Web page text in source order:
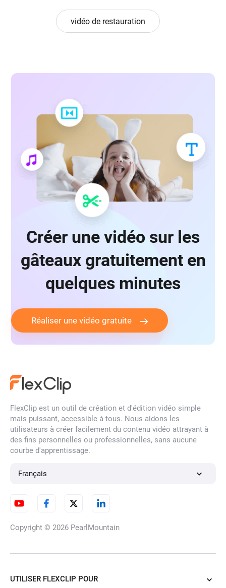
vidéo de restauration
Créer une vidéo sur les
gâteaux gratuitement en
quelques minutes
Réaliser une vidéo gratuite
FlexClip est un outil de création et d'édition vidéo simple
mais puissant, accessible à tous. Nous aidons les
utilisateurs à créer facilement du contenu vidéo attrayant à
des fins personnelles ou professionnelles, sans aucune
courbe d'apprentissage.
Français
Copyright © 2026 PearlMountain
UTILISER FLEXCLIP POUR